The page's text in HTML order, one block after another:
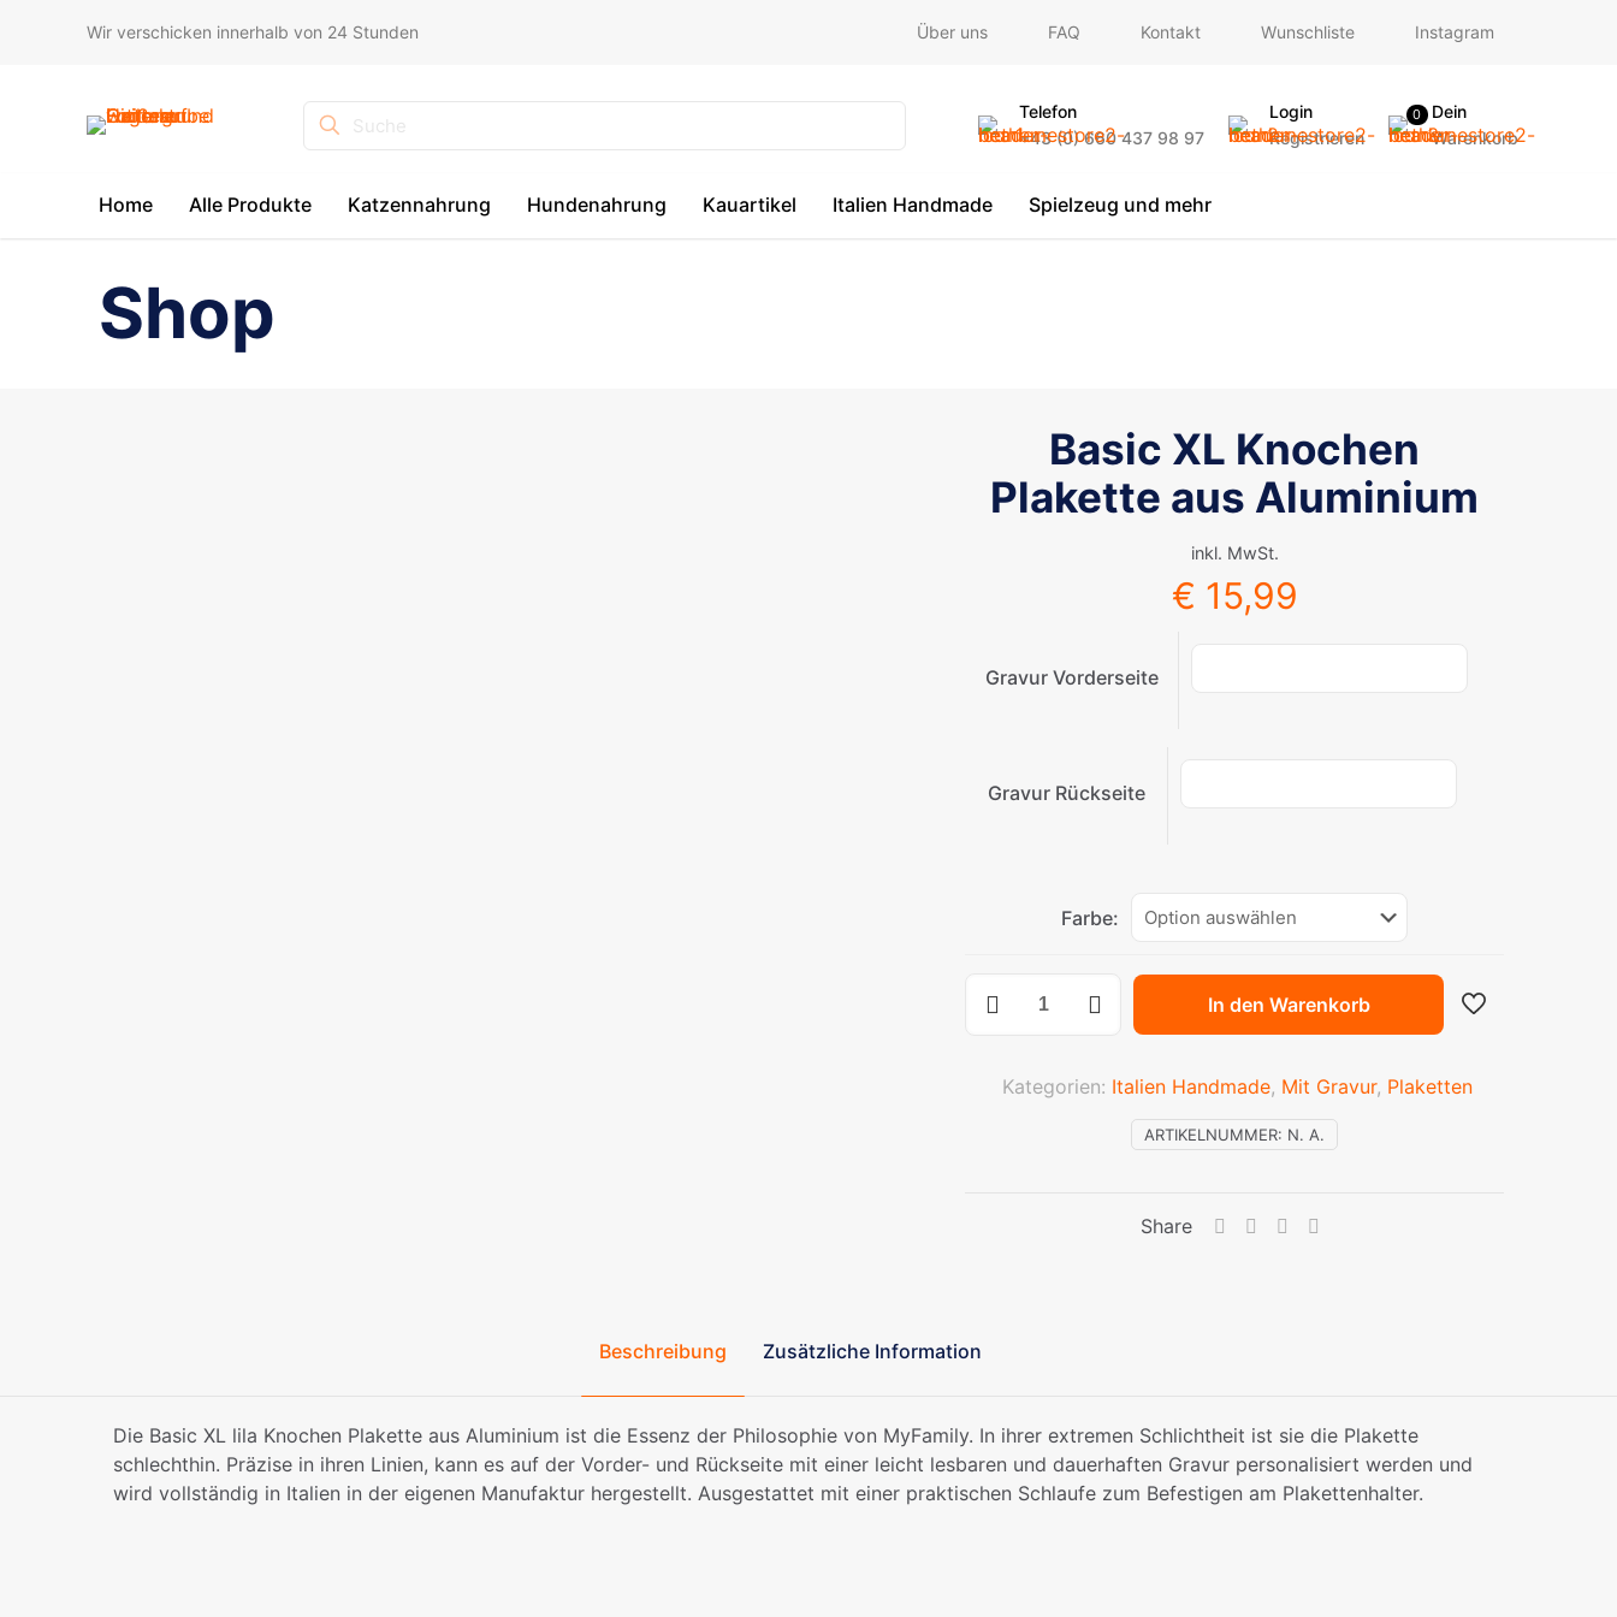
Wir verschicken innerhalb von 24 Stunden Über uns FAQ Kontakt Wunschliste Instagram
Suche
Telefon
+43 (0) 660 437 98 97
Login
Registrieren
0
Dein
Warenkorb
Home Alle Produkte Katzennahrung Hundenahrung Kauartikel Italien Handmade Spielzeug und mehr
Shop
Basic XL Knochen
Plakette aus Aluminium
inkl. MwSt.
€ 15,99
Gravur Vorderseite
Gravur Rückseite
Farbe:
XL
Plakette
In den Warenkorb
ARTIKELNUMMER: N. A.
Kategorien: Italien Handmade, Mit Gravur, Plaketten
Share
Beschreibung Zusätzliche Information
Die Basic XL lila Knochen Plakette aus Aluminium ist die Essenz der Philosophie von MyFamily. In ihrer extremen Schlichtheit ist sie die Plakette
schlechthin. Präzise in ihren Linien, kann es auf der Vorder- und Rückseite mit einer leicht lesbaren und dauerhaften Gravur personalisiert werden und
wird vollständig in Italien in der eigenen Manufaktur hergestellt. Ausgestattet mit einer praktischen Schlaufe zum Befestigen am Plakettenhalter.